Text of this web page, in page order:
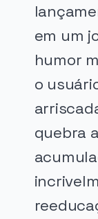
em um
humor
o
quebra